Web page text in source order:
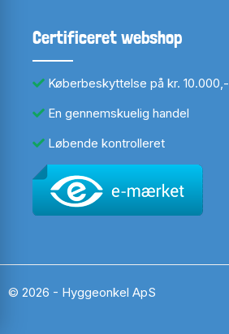
Certificeret webshop
Køberbeskyttelse på kr. 10.000,-
En gennemskuelig handel
Løbende kontrolleret
© 2026 - Hyggeonkel ApS